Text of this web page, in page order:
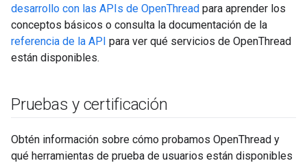
desarrollo con las APIs de OpenThread para aprender los
conceptos básicos o consulta la documentación de la
referencia de la API para ver qué servicios de OpenThread
están disponibles.
Pruebas y certificación
Obtén información sobre cómo probamos OpenThread y
qué herramientas de prueba de usuarios están disponibles